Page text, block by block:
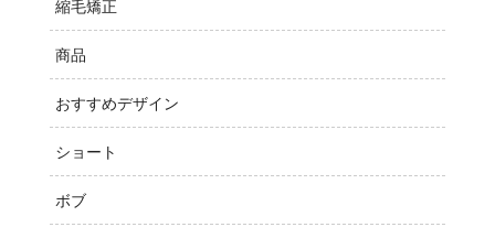
縮毛矯正
商品
おすすめデザイン
ショート
ボブ